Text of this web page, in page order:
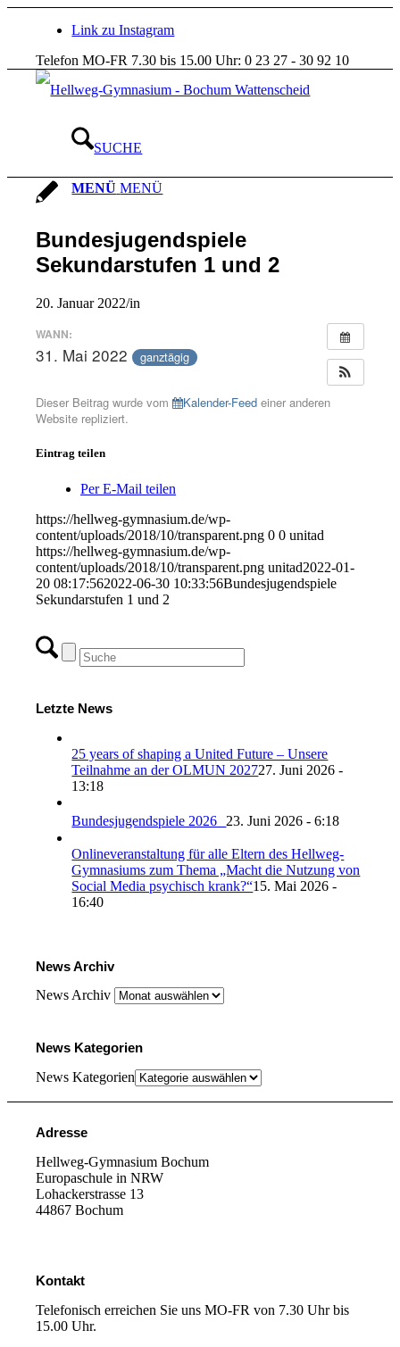
Link zu Instagram
Telefon MO-FR 7.30 bis 15.00 Uhr: 0 23 27 - 30 92 10
SUCHE
MENÜ MENÜ
Bundesjugendspiele
Sekundarstufen 1 und 2
20. Januar 2022/in
WANN:
31. Mai 2022 ganztägig
Dieser Beitrag wurde vom Kalender-Feed einer anderen
Website repliziert.
Eintrag teilen
Per E-Mail teilen
https://hellweg-gymnasium.de/wp-
content/uploads/2018/10/transparent.png 0 0 unitad
https://hellweg-gymnasium.de/wp-
content/uploads/2018/10/transparent.png unitad2022-01-
20 08:17:562022-06-30 10:33:56Bundesjugendspiele
Sekundarstufen 1 und 2
Letzte News
25 years of shaping a United Future – Unsere
Teilnahme an der OLMUN 202727. Juni 2026 -
13:18
Bundesjugendspiele 2026 23. Juni 2026 - 6:18
Onlineveranstaltung für alle Eltern des Hellweg-
Gymnasiums zum Thema „Macht die Nutzung von
Social Media psychisch krank?“15. Mai 2026 -
16:40
News Archiv
News Archiv
News Kategorien
News Kategorien
Adresse
Hellweg-Gymnasium Bochum
Europaschule in NRW
Lohackerstrasse 13
44867 Bochum
Kontakt
Telefonisch erreichen Sie uns MO-FR von 7.30 Uhr bis
15.00 Uhr.